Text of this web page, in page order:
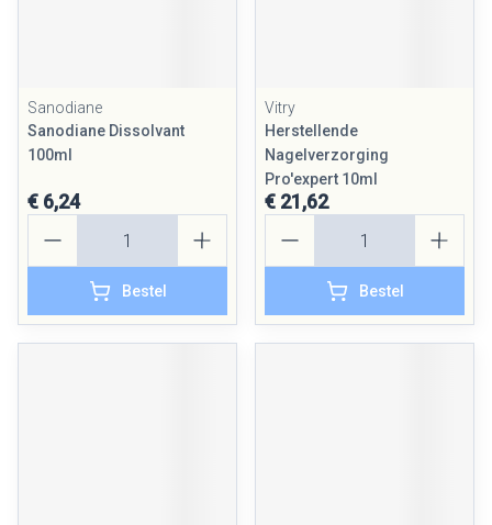
Sanodiane
Sanodiane Dissolvant
100ml
€ 6,24
Bestel
Vitry
Herstellende
Nagelverzorging
Pro'expert 10ml
€ 21,62
Bestel